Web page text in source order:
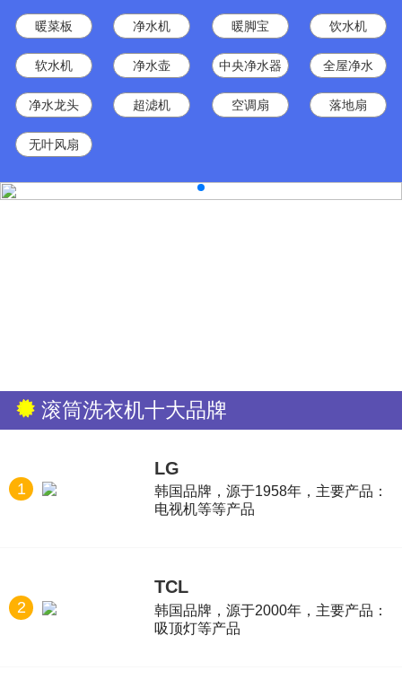
暖菜板 净水机 暖脚宝 饮水机
软水机 净水壶 中央净水器 全屋净水
净水龙头 超滤机 空调扇 落地扇
无叶风扇
滚筒洗衣机十大品牌
1
LG
韩国品牌，源于1958年，主要产品：
电视机等等产品
2
TCL
韩国品牌，源于2000年，主要产品：
吸顶灯等产品